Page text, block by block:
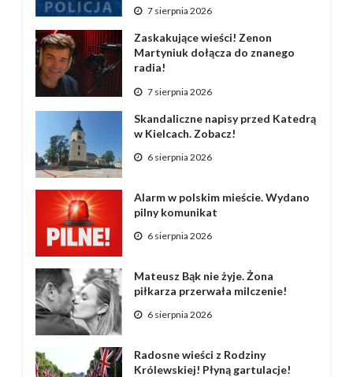
7 sierpnia 2026
Zaskakujące wieści! Zenon
Martyniuk dołącza do znanego
radia!
7 sierpnia 2026
Skandaliczne napisy przed Katedrą
w Kielcach. Zobacz!
6 sierpnia 2026
Alarm w polskim mieście. Wydano
pilny komunikat
6 sierpnia 2026
Mateusz Bąk nie żyje. Żona
piłkarza przerwała milczenie!
6 sierpnia 2026
Radosne wieści z Rodziny
Królewskiej! Płyną gartulacje!